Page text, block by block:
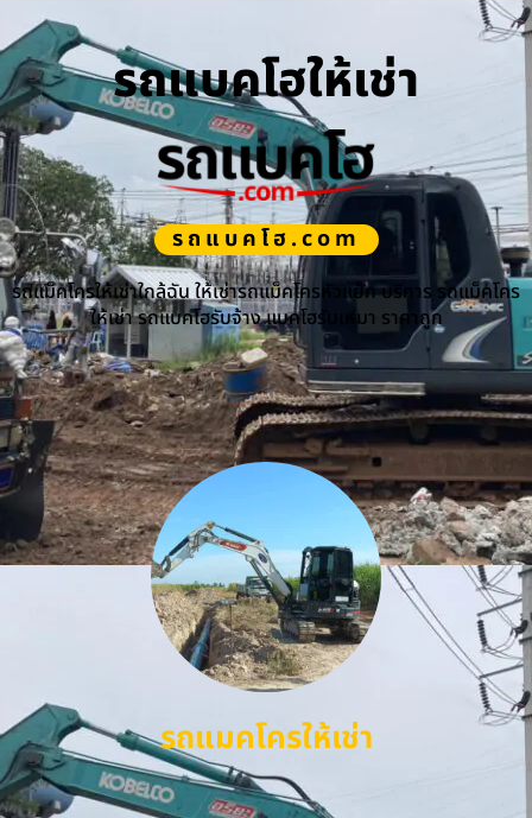
รถแบคโฮให้เช่า
รถแบคโฮ.com
รถแม็คโครให้เช่าใกล้ฉัน ให้เช่ารถแม็คโครหัวแย็ก บริการ รถแม็คโคร
ให้เช่า รถแบคโฮรับจ้าง แบคโฮรับเหมา ราคาถูก
รถแมคโครให้เช่า